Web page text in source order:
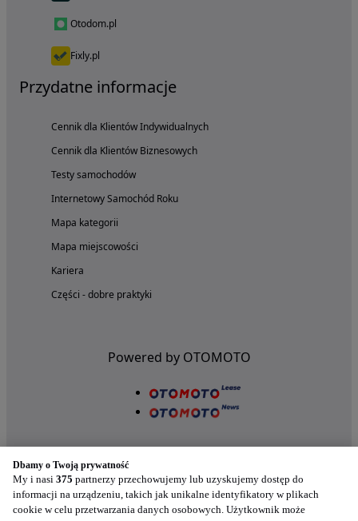
Otodom.pl
Fixly.pl
Przydatne informacje
Cennik dla Klientów Indywidualnych
Cennik dla Klientów Biznesowych
Testy samochodów
Internetowy Samochód Roku
Mapa kategorii
Mapa miejscowości
Kariera
Części - dobre praktyki
Powered by OTOMOTO
Dbamy o Twoją prywatność
My i nasi 375 partnerzy przechowujemy lub uzyskujemy dostęp do
informacji na urządzeniu, takich jak unikalne identyfikatory w plikach
cookie w celu przetwarzania danych osobowych. Użytkownik może